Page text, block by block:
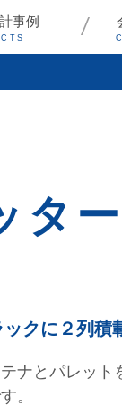
事例
ター
ックに２列
ナとパレット
。